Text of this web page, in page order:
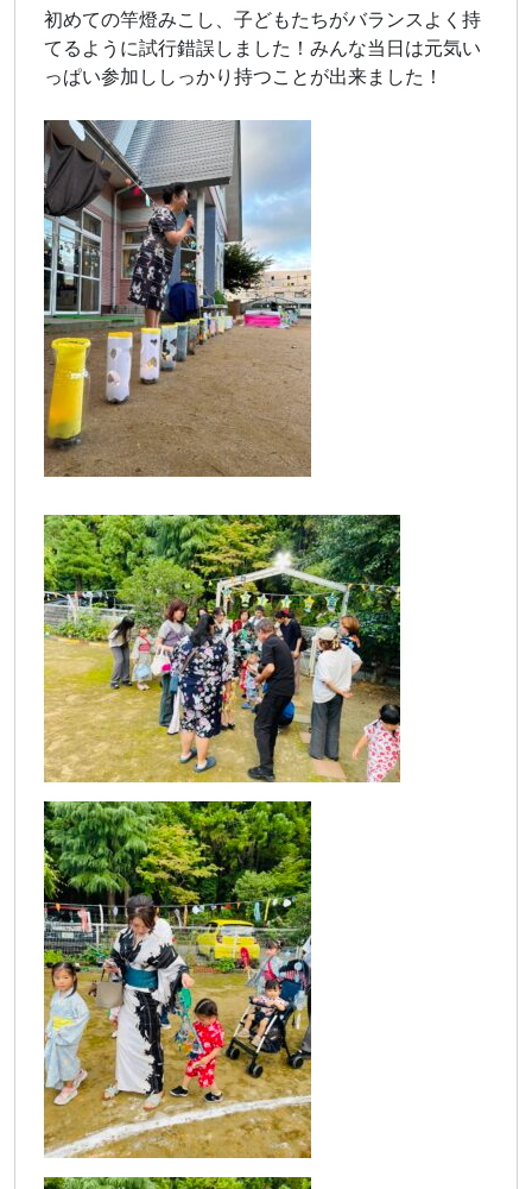
初めての竿燈みこし、子どもたちがバランスよく持
てるように試行錯誤しました！みんな当日は元気い
っぱい参加ししっかり持つことが出来ました！